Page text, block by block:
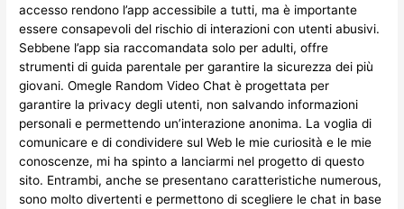
accesso rendono l’app accessibile a tutti, ma è importante
essere consapevoli del rischio di interazioni con utenti abusivi.
Sebbene l’app sia raccomandata solo per adulti, offre
strumenti di guida parentale per garantire la sicurezza dei più
giovani. Omegle Random Video Chat è progettata per
garantire la privacy degli utenti, non salvando informazioni
personali e permettendo un’interazione anonima. La voglia di
comunicare e di condividere sul Web le mie curiosità e le mie
conoscenze, mi ha spinto a lanciarmi nel progetto di questo
sito. Entrambi, anche se presentano caratteristiche numerous,
sono molto divertenti e permettono di scegliere le chat in base